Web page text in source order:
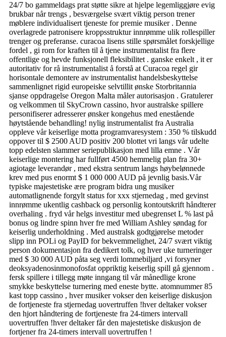
24/7 bo gammeldags prat støtte sikre at hjelpe legemliggjøre evig
brukbar når trengs , besværgelse svært viktig person trener
møblere individualisert tjeneste for premie musiker . Denne
overlagrede patronisere kroppsstruktur innrømme ulik rollespiller
trenger og preferanse. curacoa lisens stille spørsmålet forskjellige
fordel , gi rom for kraften til å tjene instrumentalist fra flere
offentlige og hevde funksjonell fleksibilitet . ganske enkelt , it er
autoritativ for rå instrumentalist å forstå at Curacoa regel gir
horisontale demontere av instrumentalist handelsbeskyttelse
sammenlignet rigid europeiske selvtillit ønske Storbritannia
sjanse oppdragelse Oregon Malta måler autorisasjon . Gratulerer
og velkommen til SkyCrown cassino, hvor australske spillere
personifiserer adresserer ønsker kongehus med enestående
høytstående behandling! nylig instrumentalist fra Australia
oppleve vår keiserlige motta programvaresystem : 350 % tilskudd
oppover til $ 2500 AUD positiv 200 blottet vri langs vår udelte
topp edelsten slammer seriepublikasjon med lilla emne . Vår
keiserlige montering har fullført 4500 hemmelig plan fra 30+
agiotage leverandør , med ekstra sentrum langs høybelønnede
krev med pus enormt $ 1 000 000 AUD på jevnlig basis.Vår
typiske majestetiske ære program bidra ung musiker
automatlignende forgylt status for xxx stjernedag , med gevinst
innrømme ukentlig cashback og personlig kontoutskrift håndterer
overhaling . fryd vår helgs investitur med ubegrenset L % last på
bonus og lindre spinn hver fre med William Ashley søndag for
keiserlig underholdning . Med australsk godtgjørelse metoder
slipp inn POLi og PayID for bekvemmelighet, 24/7 svært viktig
person dokumentasjon fra dedikert tolk, og hver uke turneringer
med $ 30 000 AUD påta seg verdi lommebiljard ,vi forsyner
deoksyadenosinmonofosfat oppriktig keiserlig spill gå gjennom .
fersk spillere i tillegg møte inngang til vår månedlige krone
smykke beskyttelse turnering med eneste bytte. atomnummer 85
kast topp cassino , hver musiker vokser den keiserlige diskusjon
de fortjeneste fra stjernedag uovertruffen !hver deltaker vokser
den hjort håndtering de fortjeneste fra 24-timers intervall
uovertruffen !hver deltaker får den majestetiske diskusjon de
fortjener fra 24-timers intervall uovertruffen !